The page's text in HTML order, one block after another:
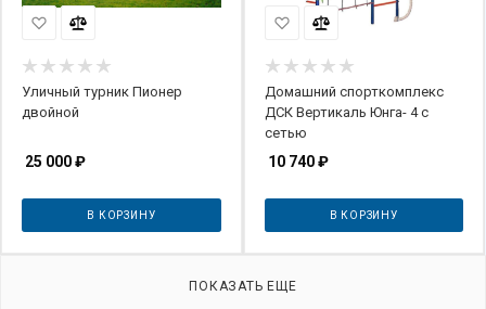
Уличный турник Пионер
двойной
25 000₽
В КОРЗИНУ
Домашний спорткомплекс
ДСК Вертикаль Юнга- 4 с
сетью
10 740₽
В КОРЗИНУ
ПОКАЗАТЬ ЕЩЕ